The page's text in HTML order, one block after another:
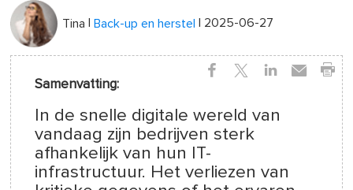
Tina |Back-up en herstel | 2025-06-27
Samenvatting:
In de snelle digitale wereld van
vandaag zijn bedrijven sterk
afhankelijk van hun IT-
infrastructuur. Het verliezen van